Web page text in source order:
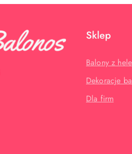
Sklep
Balony z
Dekoracje
Dla firm